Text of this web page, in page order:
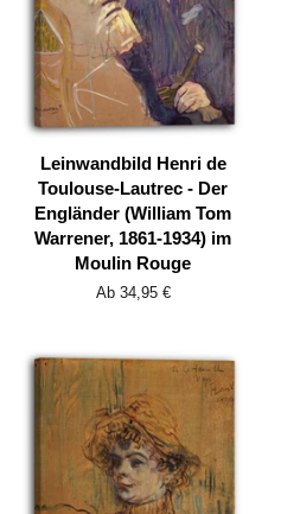
Leinwandbild Henri de
Toulouse-Lautrec - Der
Engländer (William Tom
Warrener, 1861-1934) im
Moulin Rouge
Ab 34,95 €